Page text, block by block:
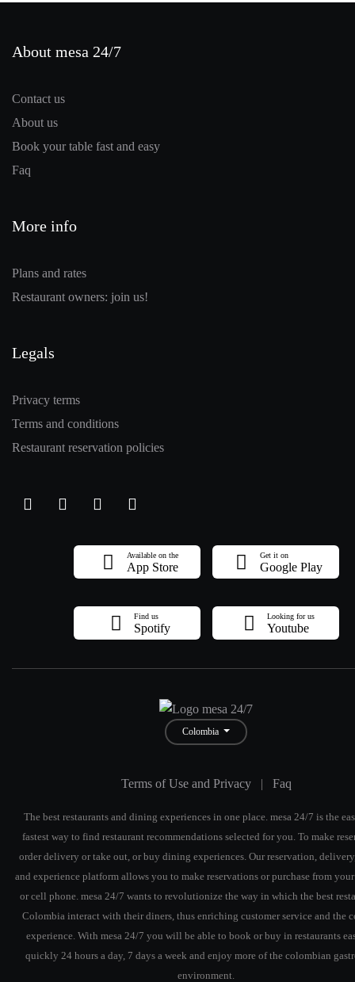
About mesa 24/7
Contact us
About us
Book your table fast and easy
Faq
More info
Plans and rates
Restaurant owners: join us!
Legals
Privacy terms
Terms and conditions
Restaurant reservation policies
Available on the
App Store
Get it on
Google Play
Find us
Spotify
Looking for us
Youtube
Colombia
Terms of Use and Privacy| Faq
The best restaurants and dining experiences in one place. mesa 24/7 is the
fastest way to find restaurant recommendations selected for you. To make
order delivery or take out, or buy dining experiences. Our reservation,
and experience platform allows you to make reservations or purchase from
or cell phone. mesa 24/7 wants to revolutionize the way in which the best
Colombia interact with their diners, thus enriching customer service and the
experience. With mesa 24/7 you will be able to book or buy in restaurants
quickly 24 hours a day, 7 days a week and enjoy more of the colombian
environment.